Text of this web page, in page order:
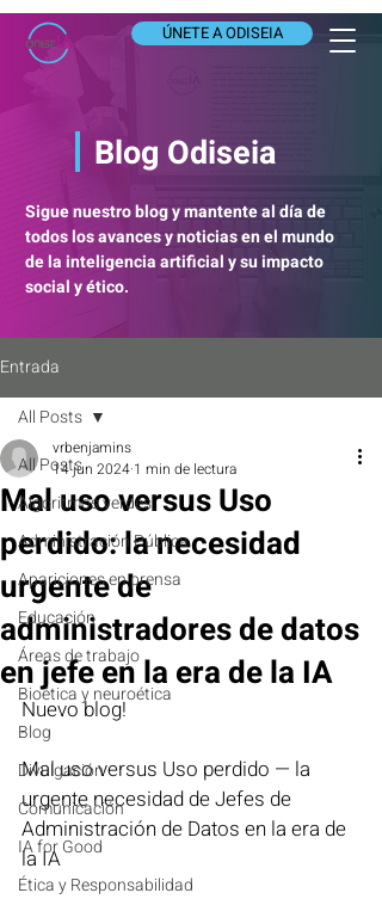
ÚNETE A ODISEIA
Blog Odiseia
Sigue nuestro blog y mantente al día de
todos los avances y noticias en el mundo
de la inteligencia artificial y su impacto
social y ético.
Entrada
All Posts
Algoritmos verdes
Administración Pública
Apariciones en prensa
Educación
Áreas de trabajo
Bioética y neuroética
Blog
Divulgación
Comunicación
IA for Good
Ética y Responsabilidad
All Posts
Mal uso versus Uso
perdido: la necesidad
urgente de
administradores de datos
en jefe en la era de la IA
vrbenjamins
14 jun 2024 1 min de lectura
Nuevo blog!
Mal uso versus Uso perdido — la
urgente necesidad de Jefes de
Administración de Datos en la era de
la IA